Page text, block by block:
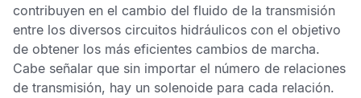
contribuyen en el cambio del fluido de la transmisión
entre los diversos circuitos hidráulicos con el objetivo
de obtener los más eficientes cambios de marcha.
Cabe señalar que sin importar el número de relaciones
de transmisión, hay un solenoide para cada relación.